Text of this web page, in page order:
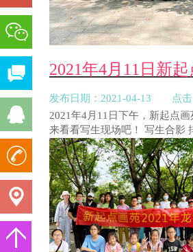
2021年4月11日新
发布日期：2021-04-13 点
2021年4月11日下午，新起点
来看看写生现场吧！ 写生合影